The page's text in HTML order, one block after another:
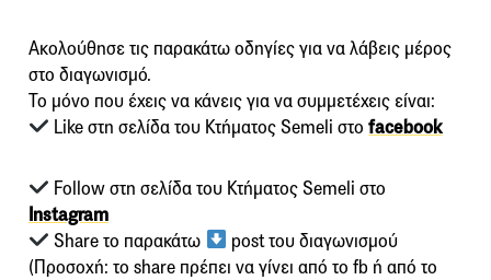
Ακολούθησε τις παρακάτω οδηγίες για να λάβεις μέρος
στο διαγωνισμό.
Το μόνο που έχεις να κάνεις για να συμμετέχεις είναι:
Like στη σελίδα του Κτήματος Semeli στοfacebook
Follow στη σελίδα του Κτήματος Semeli στο
Instagram
Share το παρακάτω
post του διαγωνισμού
(Προσοχή: το share πρέπει να γίνει από το fb ή από το